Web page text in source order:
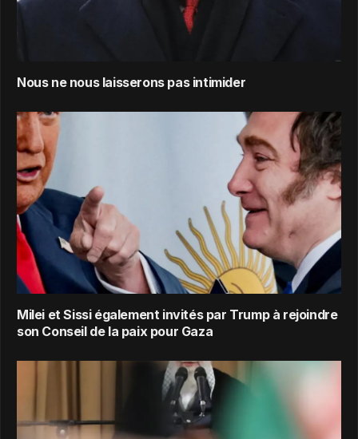
Nous ne nous laisserons pas intimider
Milei et Sissi également invités par Trump à rejoindre
son Conseil de la paix pour Gaza